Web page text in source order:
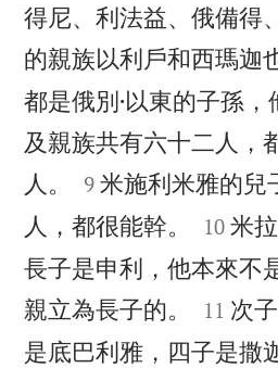
得尼、利法益、俄備得
的親族以利戶和西瑪迦
都是俄別·以東的子孫
及親族共有六十二人，
人。


9 米施利米雅的兒
人，都很能幹。


10 米
長子是申利，他本來不
親立為長子的。


11 次
是底巴利雅，四子是撒